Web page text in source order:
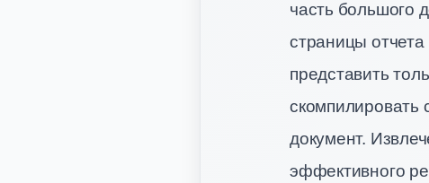
часть большого
страницы
представить
скомпилировать
документ.
эффективного